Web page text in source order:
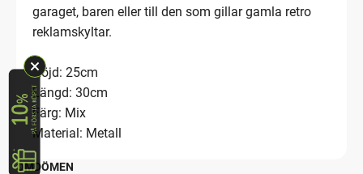
garaget, baren eller till den som gillar gamla retro
reklamskyltar.
Höjd: 25cm
Längd: 30cm
Färg: Mix
Material: Metall
OMDÖMEN